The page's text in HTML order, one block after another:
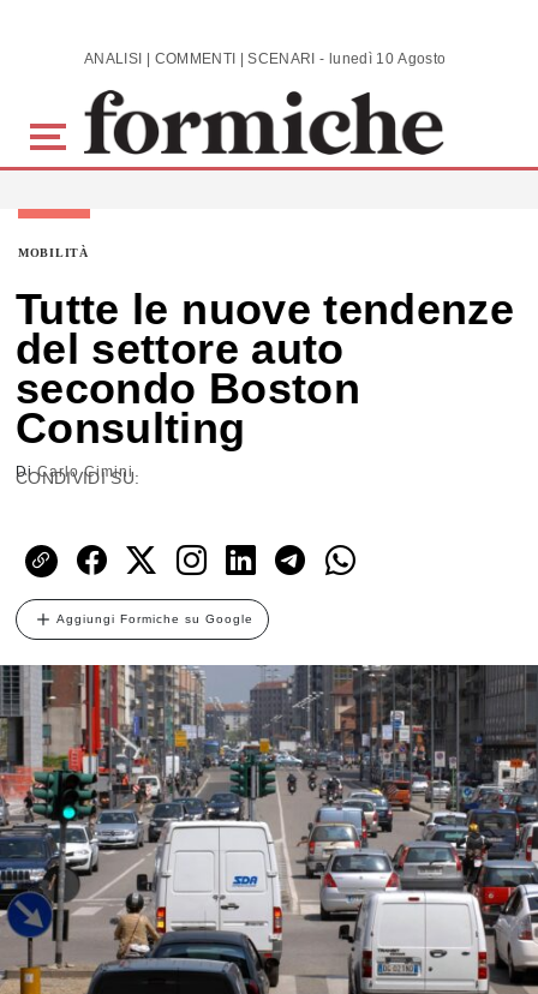
Skip to main content ANALISI | COMMENTI | SCENARI - lunedì 10 Agosto 2026
MOBILITÀ
Tutte le nuove tendenze
del settore auto
secondo Boston
Consulting
DiCarlo Cimini
CONDIVIDI SU:
Aggiungi Formiche su Google